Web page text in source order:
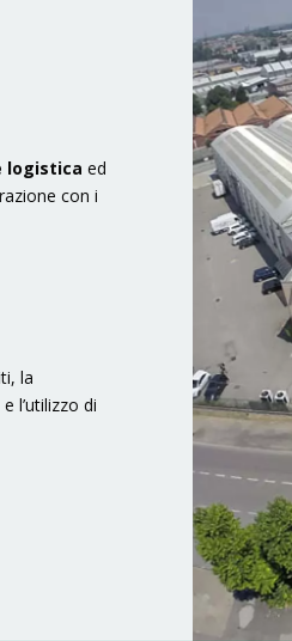
logistica ed
con i
la
l’utilizzo di